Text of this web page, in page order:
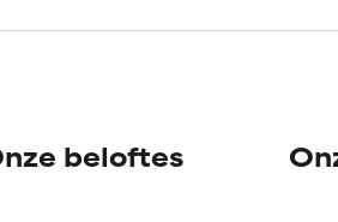
beoordeeld omdat we het
beoordeeld omdat we het
beloftes